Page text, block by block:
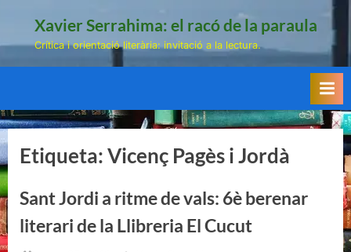
Xavier Serrahima: el racó de la paraula
Crítica i orientació literària: invitació a la lectura.
Etiqueta:Vicenç Pagès i Jordà
Sant Jordi a ritme de vals: 6è berenar
literari de la Llibreria El Cucut